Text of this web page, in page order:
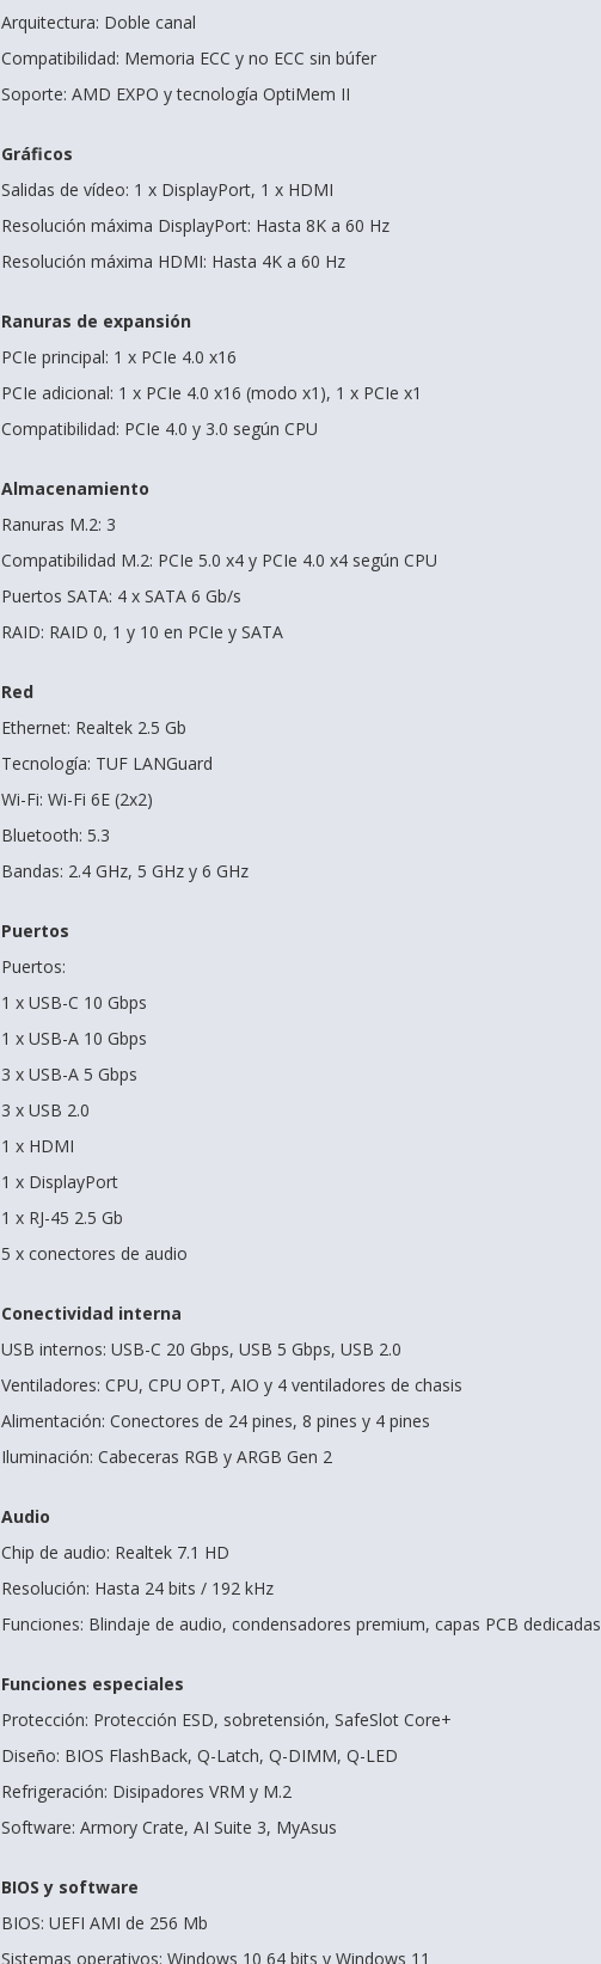
Arquitectura: Doble canal
Compatibilidad: Memoria ECC y no ECC sin búfer
Soporte: AMD EXPO y tecnología OptiMem II
Gráficos
Salidas de vídeo: 1 x DisplayPort, 1 x HDMI
Resolución máxima DisplayPort: Hasta 8K a 60 Hz
Resolución máxima HDMI: Hasta 4K a 60 Hz
Ranuras de expansión
PCIe principal: 1 x PCIe 4.0 x16
PCIe adicional: 1 x PCIe 4.0 x16 (modo x1), 1 x PCIe x1
Compatibilidad: PCIe 4.0 y 3.0 según CPU
Almacenamiento
Ranuras M.2: 3
Compatibilidad M.2: PCIe 5.0 x4 y PCIe 4.0 x4 según CPU
Puertos SATA: 4 x SATA 6 Gb/s
RAID: RAID 0, 1 y 10 en PCIe y SATA
Red
Ethernet: Realtek 2.5 Gb
Tecnología: TUF LANGuard
Wi-Fi: Wi-Fi 6E (2x2)
Bluetooth: 5.3
Bandas: 2.4 GHz, 5 GHz y 6 GHz
Puertos
Puertos:
1 x USB-C 10 Gbps
1 x USB-A 10 Gbps
3 x USB-A 5 Gbps
3 x USB 2.0
1 x HDMI
1 x DisplayPort
1 x RJ-45 2.5 Gb
5 x conectores de audio
Conectividad interna
USB internos: USB-C 20 Gbps, USB 5 Gbps, USB 2.0
Ventiladores: CPU, CPU OPT, AIO y 4 ventiladores de chasis
Alimentación: Conectores de 24 pines, 8 pines y 4 pines
Iluminación: Cabeceras RGB y ARGB Gen 2
Audio
Chip de audio: Realtek 7.1 HD
Resolución: Hasta 24 bits / 192 kHz
Funciones: Blindaje de audio, condensadores premium, capas PCB dedicadas
Funciones especiales
Protección: Protección ESD, sobretensión, SafeSlot Core+
Diseño: BIOS FlashBack, Q-Latch, Q-DIMM, Q-LED
Refrigeración: Disipadores VRM y M.2
Software: Armory Crate, AI Suite 3, MyAsus
BIOS y software
BIOS: UEFI AMI de 256 Mb
Sistemas operativos: Windows 10 64 bits y Windows 11